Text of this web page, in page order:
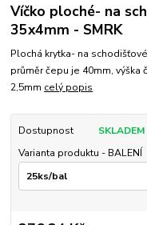
Víčko ploché- na
35x4mm - SMRK
Plochá krytka- na
průměr čepu je 40mm, výška
2,5mm celý popis
Dostupnost
SKLADEM
Varianta produktu - BALENÍ